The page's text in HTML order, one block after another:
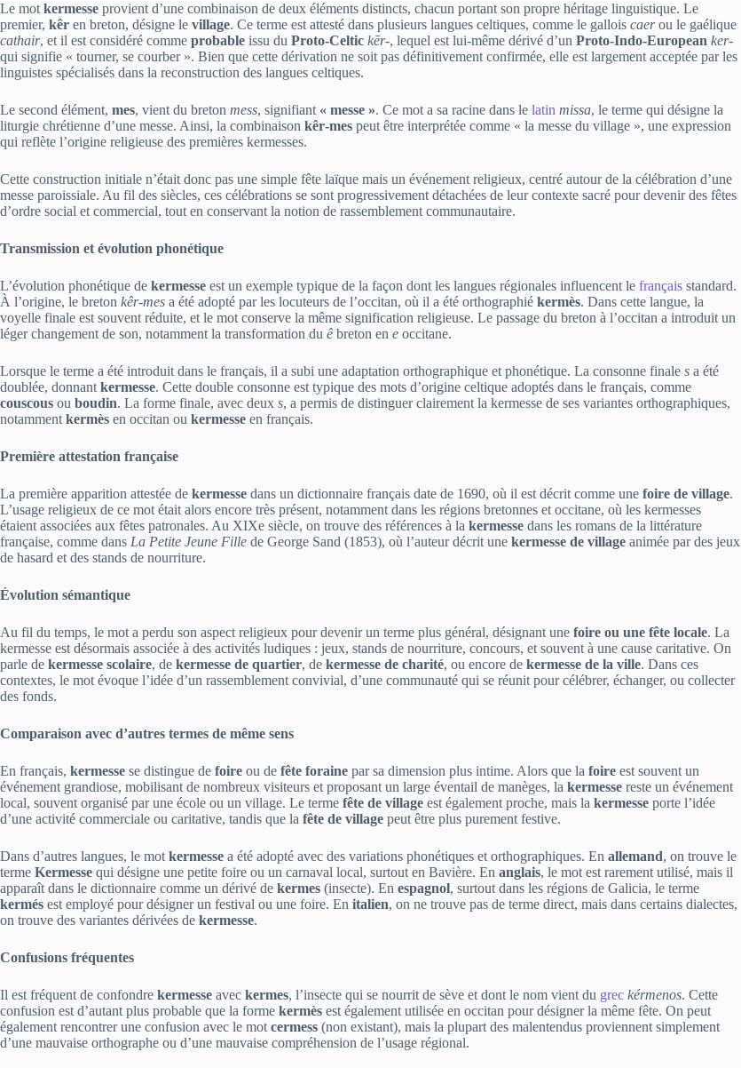
Le mot kermesse provient d’une combinaison de deux éléments distincts, chacun portant son propre héritage linguistique. Le
premier, kêr en breton, désigne le village. Ce terme est attesté dans plusieurs langues celtiques, comme le gallois caerou le gaélique
cathair, et il est considéré comme probable issu du Proto‑Celtic kēr‑, lequel est lui‑même dérivé d’un Proto‑Indo‑European ker‑
qui signifie « tourner, se courber ». Bien que cette dérivation ne soit pas définitivement confirmée, elle est largement acceptée par les
linguistes spécialisés dans la reconstruction des langues celtiques.
Le second élément, mes, vient du breton mess, signifiant « messe ». Ce mot a sa racine dans le latin missa, le terme qui désigne la
liturgie chrétienne d’une messe. Ainsi, la combinaison kêr‑mes peut être interprétée comme « la messe du village », une expression
qui reflète l’origine religieuse des premières kermesses.
Cette construction initiale n’était donc pas une simple fête laïque mais un événement religieux, centré autour de la célébration d’une
messe paroissiale. Au fil des siècles, ces célébrations se sont progressivement détachées de leur contexte sacré pour devenir des fêtes
d’ordre social et commercial, tout en conservant la notion de rassemblement communautaire.
Transmission et évolution phonétique
L’évolution phonétique de kermesse est un exemple typique de la façon dont les langues régionales influencent le français standard.
À l’origine, le breton kêr‑mes a été adopté par les locuteurs de l’occitan, où il a été orthographié kermès. Dans cette langue, la
voyelle finale est souvent réduite, et le mot conserve la même signification religieuse. Le passage du breton à l’occitan a introduit un
léger changement de son, notamment la transformation du ê breton en e occitane.
Lorsque le terme a été introduit dans le français, il a subi une adaptation orthographique et phonétique. La consonne finale s a été
doublée, donnant kermesse. Cette double consonne est typique des mots d’origine celtique adoptés dans le français, comme
couscous ou boudin. La forme finale, avec deux s, a permis de distinguer clairement la kermesse de ses variantes orthographiques,
notamment kermès en occitan ou kermesse en français.
Première attestation française
La première apparition attestée de kermesse dans un dictionnaire français date de 1690, où il est décrit comme une foire de village.
L’usage religieux de ce mot était alors encore très présent, notamment dans les régions bretonnes et occitane, où les kermesses
étaient associées aux fêtes patronales. Au XIXe siècle, on trouve des références à la kermesse dans les romans de la littérature
française, comme dans La Petite Jeune Fille de George Sand (1853), où l’auteur décrit une kermesse de village animée par des jeux
de hasard et des stands de nourriture.
Évolution sémantique
Au fil du temps, le mot a perdu son aspect religieux pour devenir un terme plus général, désignant une foire ou une fête locale. La
kermesse est désormais associée à des activités ludiques : jeux, stands de nourriture, concours, et souvent à une cause caritative. On
parle de kermesse scolaire, de kermesse de quartier, de kermesse de charité, ou encore de kermesse de la ville. Dans ces
contextes, le mot évoque l’idée d’un rassemblement convivial, d’une communauté qui se réunit pour célébrer, échanger, ou collecter
des fonds.
Comparaison avec d’autres termes de même sens
En français, kermesse se distingue de foire ou de fête foraine par sa dimension plus intime. Alors que la foire est souvent un
événement grandiose, mobilisant de nombreux visiteurs et proposant un large éventail de manèges, la kermesse reste un événement
local, souvent organisé par une école ou un village. Le terme fête de village est également proche, mais la kermesse porte l’idée
d’une activité commerciale ou caritative, tandis que la fête de village peut être plus purement festive.
Dans d’autres langues, le mot kermesse a été adopté avec des variations phonétiques et orthographiques. En allemand, on trouve le
terme Kermesse qui désigne une petite foire ou un carnaval local, surtout en Bavière. En anglais, le mot est rarement utilisé, mais il
apparaît dans le dictionnaire comme un dérivé de kermes (insecte). En espagnol, surtout dans les régions de Galicia, le terme
kermés est employé pour désigner un festival ou une foire. En italien, on ne trouve pas de terme direct, mais dans certains dialectes,
on trouve des variantes dérivées de kermesse.
Confusions fréquentes
Il est fréquent de confondre kermesse avec kermes, l’insecte qui se nourrit de sève et dont le nom vient du grec kérmenos. Cette
confusion est d’autant plus probable que la forme kermès est également utilisée en occitan pour désigner la même fête. On peut
également rencontrer une confusion avec le mot cermess (non existant), mais la plupart des malentendus proviennent simplement
d’une mauvaise orthographe ou d’une mauvaise compréhension de l’usage régional.